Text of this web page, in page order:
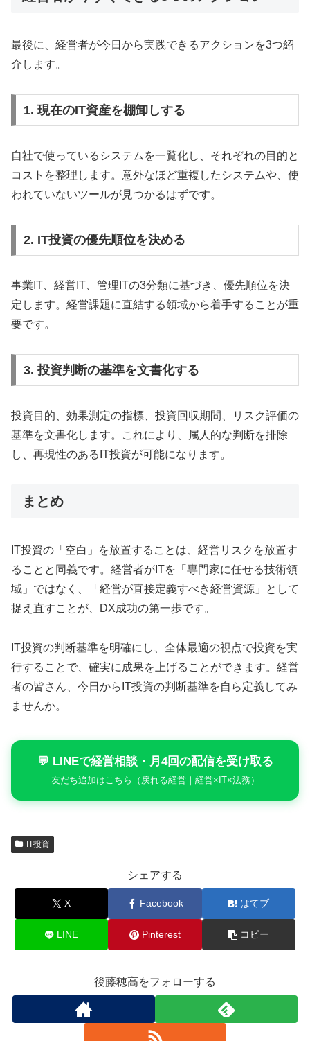
最後に、経営者が今日から実践できるアクションを3つ紹
介します。
1. 現在のIT資産を棚卸しする
自社で使っているシステムを一覧化し、それぞれの目的と
コストを整理します。意外なほど重複したシステムや、使
われていないツールが見つかるはずです。
2. IT投資の優先順位を決める
事業IT、経営IT、管理ITの3分類に基づき、優先順位を決
定します。経営課題に直結する領域から着手することが重
要です。
3. 投資判断の基準を文書化する
投資目的、効果測定の指標、投資回収期間、リスク評価の
基準を文書化します。これにより、属人的な判断を排除
し、再現性のあるIT投資が可能になります。
まとめ
IT投資の「空白」を放置することは、経営リスクを放置す
ることと同義です。経営者がITを「専門家に任せる技術領
域」ではなく、「経営が直接定義すべき経営資源」として
捉え直すことが、DX成功の第一歩です。
IT投資の判断基準を明確にし、全体最適の視点で投資を実
行することで、確実に成果を上げることができます。経営
者の皆さん、今日からIT投資の判断基準を自ら定義してみ
ませんか。
💬 LINEで経営相談・月4回の配信を受け取る
友だち追加はこちら（戻れる経営｜経営×IT×法務）
IT投資
シェアする
X Facebook はてブ
LINE Pinterest コピー
後藤穂高をフォローする